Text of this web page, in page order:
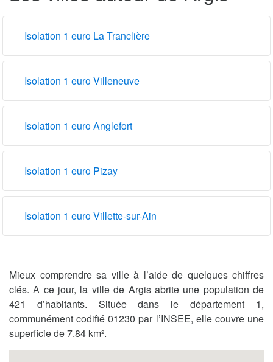
Isolation 1 euro La Tranclière
Isolation 1 euro Villeneuve
Isolation 1 euro Anglefort
Isolation 1 euro Pizay
Isolation 1 euro Villette-sur-Ain
Mieux comprendre sa ville à l’aide de quelques chiffres
clés. A ce jour, la ville de Argis abrite une population de
421 d’habitants. Située dans le département 1,
communément codifié 01230 par l’INSEE, elle couvre une
superficie de 7.84 km².